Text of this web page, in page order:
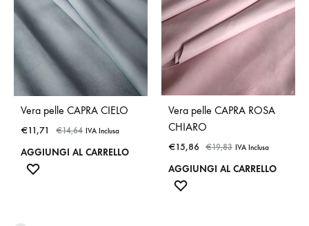
Vera pelle CAPRA CIELO
€11,71 €14,64 IVA Inclusa
AGGIUNGI AL CARRELLO
Vera pelle CAPRA ROSA
CHIARO
€15,86 €19,83 IVA Inclusa
AGGIUNGI AL CARRELLO